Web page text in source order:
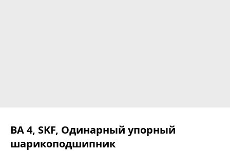
BA 4, SKF, Одинарный упорный
шарикоподшипник